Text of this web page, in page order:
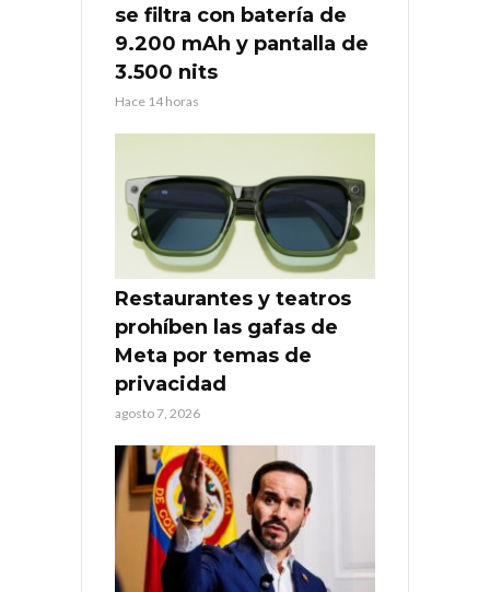
se filtra con batería de
9.200 mAh y pantalla de
3.500 nits
Hace 14 horas
Restaurantes y teatros
prohíben las gafas de
Meta por temas de
privacidad
agosto 7, 2026